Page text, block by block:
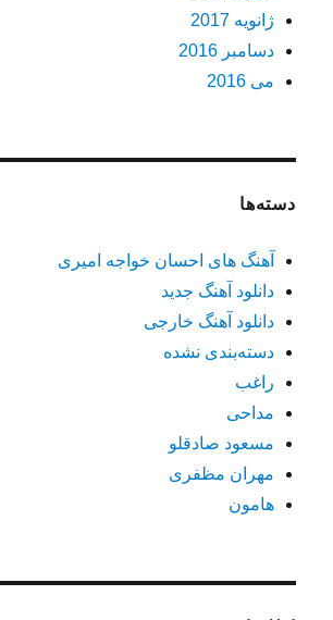
ژانویه 2017
دسامبر 2016
می 2016
دسته‌ها
آهنگ های احسان خواجه امیری
دانلود آهنگ جدید
دانلود آهنگ خارجی
دسته‌بندی نشده
راغب
مداحی
مسعود صادقلو
مهران مظفری
هامون